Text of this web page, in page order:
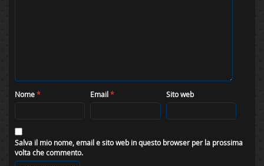
Nome* Email* Sito web
Salva il mio nome, email e sito web in questo browser per la prossima
volta che commento.